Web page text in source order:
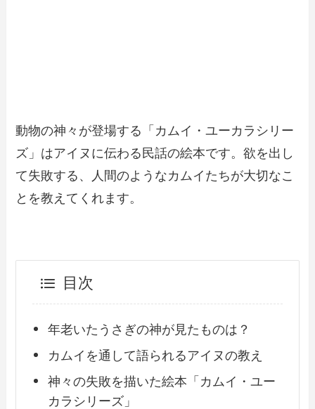
動物の神々が登場する「カムイ・ユーカラシリー
ズ」はアイヌに伝わる民話の絵本です。欲を出し
て失敗する、人間のようなカムイたちが大切なこ
とを教えてくれます。
目次
年老いたうさぎの神が見たものは？
カムイを通して語られるアイヌの教え
神々の失敗を描いた絵本「カムイ・ユー
カラシリーズ」